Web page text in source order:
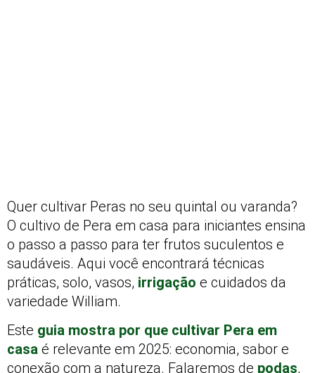
Quer cultivar Peras no seu quintal ou varanda?
O cultivo de Pera em casa para iniciantes ensina
o passo a passo para ter frutos suculentos e
saudáveis. Aqui você encontrará técnicas
práticas, solo, vasos, irrigação e cuidados da
variedade William.
Este guia mostra por que cultivar Pera em
casa é relevante em 2025: economia, sabor e
conexão com a natureza. Falaremos de podas,